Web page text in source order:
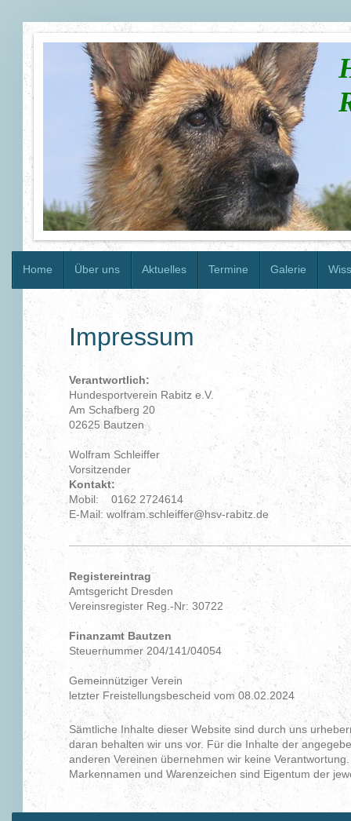
Home Über uns Aktuelles Termine Galerie
Impressum
Verantwortlich:
Hundesportverein Rabitz e.V.
Am Schafberg 20
02625 Bautzen
Wolfram Schleiffer
Vorsitzender
Kontakt:
Mobil: 0162 2724614
E-Mail: wolfram.schleiffer@hsv-rabitz.de
Registereintrag
Amtsgericht Dresden
Vereinsregister Reg.-Nr: 30722
Finanzamt Bautzen
Steuernummer 204/141/04054
Gemeinnütziger Verein
letzter Freistellungsbescheid vom 08.02.2024
Sämtliche Inhalte dieser Website sind durch uns
daran behalten wir uns vor. Für die Inhalte der
anderen Vereinen übernehmen wir keine
Markennamen und Warenzeichen sind Eigentum der